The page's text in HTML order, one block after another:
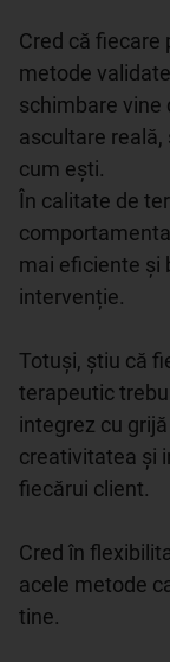
Cred că fiecare
metode
schimbare vine
ascultare
cum ești.
În calitate de
mai eficiente și
intervenție.
Totuși, știu că
terapeutic
integrez cu
creativitatea și
fiecărui client.
Cred în
acele metode
tine.